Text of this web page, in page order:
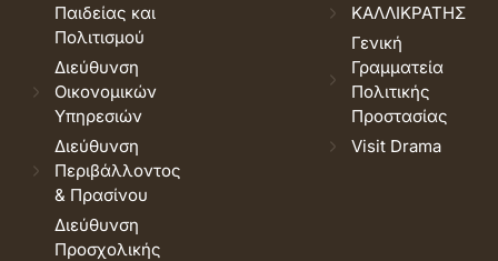
Παιδείας και
Πολιτισμού
Διεύθυνση
Οικονομικών
Υπηρεσιών
Διεύθυνση
Περιβάλλοντος
& Πρασίνου
Διεύθυνση
Προσχολικής
ΚΑΛΛΙΚΡΑΤΗΣ
Γενική
Γραμματεία
Πολιτικής
Προστασίας
Visit Drama